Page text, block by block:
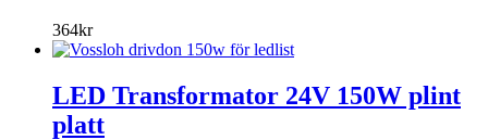
364kr
LED Transformator 24V 150W plint
platt